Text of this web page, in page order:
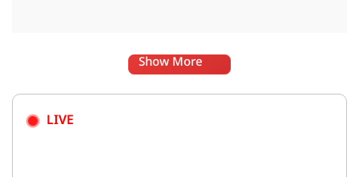
Show More
LIVE